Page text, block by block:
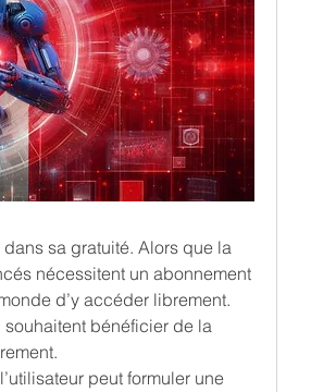
dans sa gratuité. Alors que la
nécessitent un abonnement
d’y accéder librement.
bénéficier de la
peut formuler une